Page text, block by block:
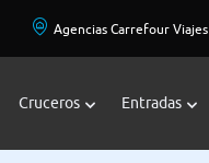
Agencias Carrefour Viajes
Cruceros Entradas